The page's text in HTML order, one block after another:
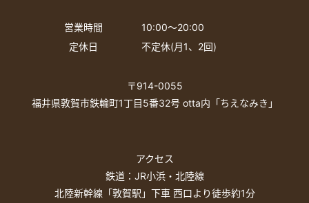
営業時間
10:00〜20:00
定休日
不定休(月1、2回)
〒914-0055
福井県敦賀市鉄輪町1丁目5番32号 otta内「ちえなみき」
アクセス
鉄道：JR小浜・北陸線
北陸新幹線「敦賀駅」下車 西口より徒歩約1分